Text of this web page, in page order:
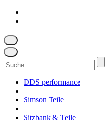
Suchen
nach:
DDS performance
Simson Teile
Sitzbank & Teile